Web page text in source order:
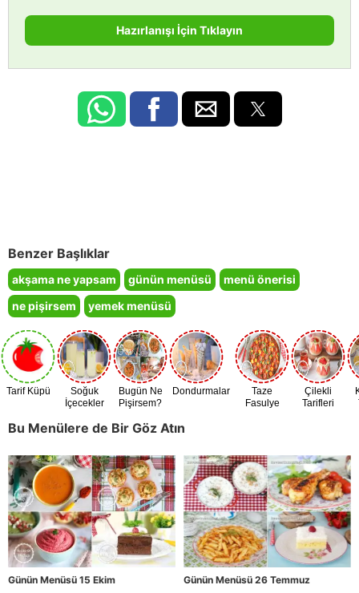
Hazırlanışı İçin Tıklayın
Benzer Başlıklar
akşama ne yapsam günün menüsü
menü önerisi
ne pişirsem
yemek menüsü
Tarif Küpü
Soğuk
İçecekler
Bugün Ne
Pişirsem?
Dondurmalar
Taze
Fasulye
Çilekli
Tarifleri
Bu Menülere de Bir Göz Atın
Günün Menüsü 15 Ekim Günün Menüsü 26 Temmuz